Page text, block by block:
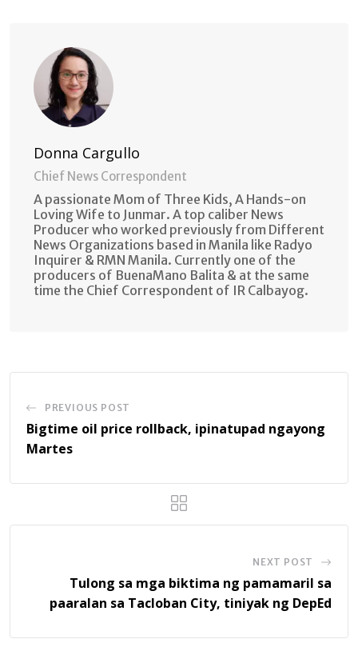
Donna Cargullo
Chief News Correspondent
A passionate Mom of Three Kids, A Hands-on
Loving Wife to Junmar. A top caliber News
Producer who worked previously from Different
News Organizations based in Manila like Radyo
Inquirer & RMN Manila. Currently one of the
producers of BuenaMano Balita & at the same
time the Chief Correspondent of IR Calbayog.
PREVIOUS POST
Bigtime oil price rollback, ipinatupad ngayong
Martes
NEXT POST
Tulong sa mga biktima ng pamamaril sa
paaralan sa Tacloban City, tiniyak ng DepEd